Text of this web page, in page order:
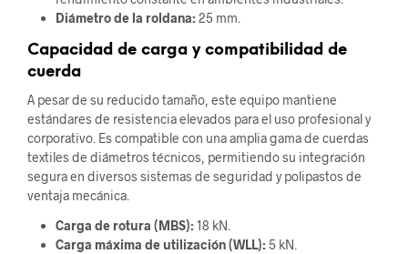
Diámetro de la roldana:25 mm.
Capacidad de carga y compatibilidad de
cuerda
A pesar de su reducido tamaño, este equipo mantiene
estándares de resistencia elevados para el uso profesional y
corporativo. Es compatible con una amplia gama de cuerdas
textiles de diámetros técnicos, permitiendo su integración
segura en diversos sistemas de seguridad y polipastos de
ventaja mecánica.
Carga de rotura (MBS):18 kN.
Carga máxima de utilización (WLL):5 kN.